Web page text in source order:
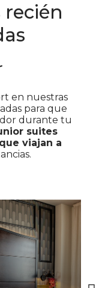
en nuestras
para que
durante tu
suites
viajan a